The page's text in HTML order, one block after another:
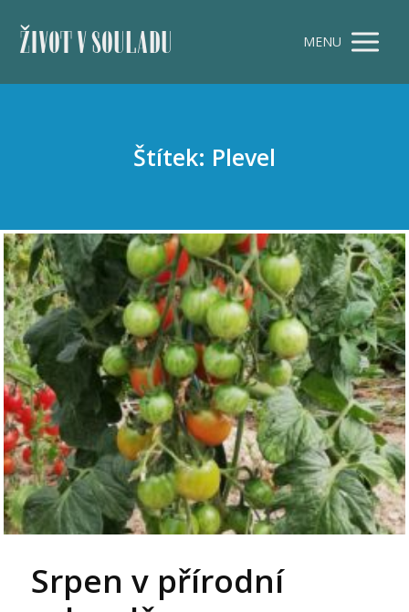
ŽIVOT V SOULADU MENU
Štítek: Plevel
Srpen v přírodní